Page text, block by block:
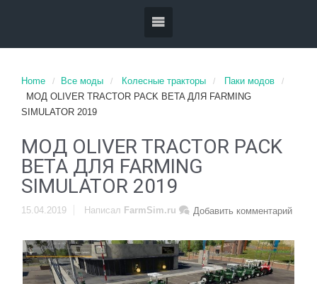
Home Все моды Колесные тракторы
Паки модов
МОД OLIVER TRACTOR PACK BETA ДЛЯ FARMING
SIMULATOR 2019
МОД OLIVER TRACTOR PACK
BETA ДЛЯ FARMING
SIMULATOR 2019
15.04.2019 Добавить комментарий
Написал FarmSim.ru